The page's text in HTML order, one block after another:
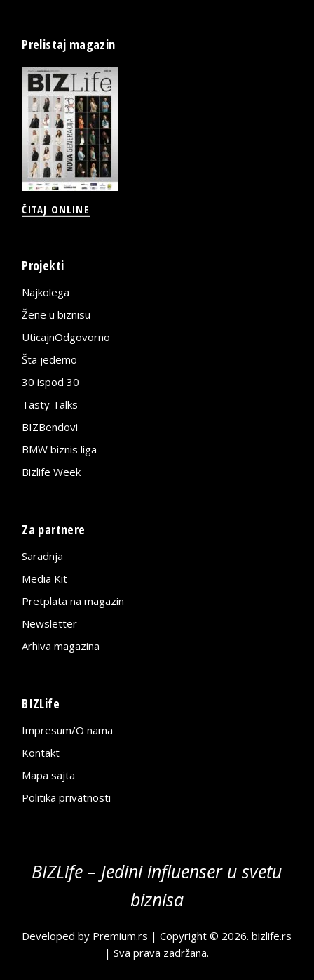
Prelistaj magazin
ČITAJ ONLINE
Projekti
Najkolega
Žene u biznisu
UticajnOdgovorno
Šta jedemo
30 ispod 30
Tasty Talks
BIZBendovi
BMW biznis liga
Bizlife Week
Za partnere
Saradnja
Media Kit
Pretplata na magazin
Newsletter
Arhiva magazina
BIZLife
Impresum/O nama
Kontakt
Mapa sajta
Politika privatnosti
BIZLife – Jedini influenser u svetu
biznisa
Developed by Premium.rs | Copyright © 2026.bizlife.rs
| Sva prava zadržana.